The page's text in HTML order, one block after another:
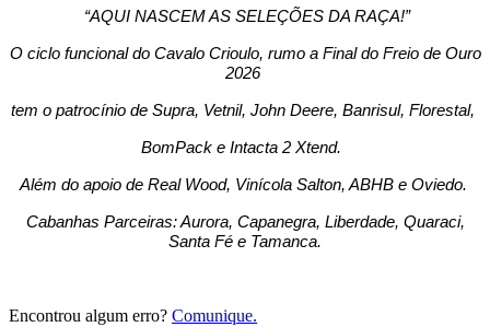
“AQUI NASCEM AS SELEÇÕES DA RAÇA!”
O ciclo funcional do Cavalo Crioulo, rumo a Final do Freio de Ouro
2026
tem o patrocínio de Supra, Vetnil, John Deere, Banrisul, Florestal,
BomPack e Intacta 2 Xtend.
Além do apoio de Real Wood, Vinícola Salton, ABHB e Oviedo.
Cabanhas Parceiras: Aurora, Capanegra, Liberdade, Quaraci,
Santa Fé e Tamanca.
Encontrou algum erro? Comunique.